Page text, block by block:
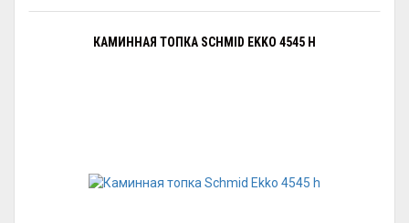
КАМИННАЯ ТОПКА SCHMID EKKO 4545 H